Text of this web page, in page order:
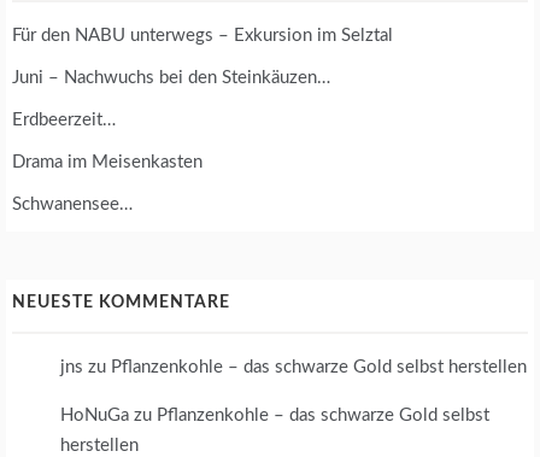
Für den NABU unterwegs – Exkursion im Selztal
Juni – Nachwuchs bei den Steinkäuzen…
Erdbeerzeit…
Drama im Meisenkasten
Schwanensee…
NEUESTE KOMMENTARE
jns zu Pflanzenkohle – das schwarze Gold selbst herstellen
HoNuGa zu Pflanzenkohle – das schwarze Gold selbst
herstellen